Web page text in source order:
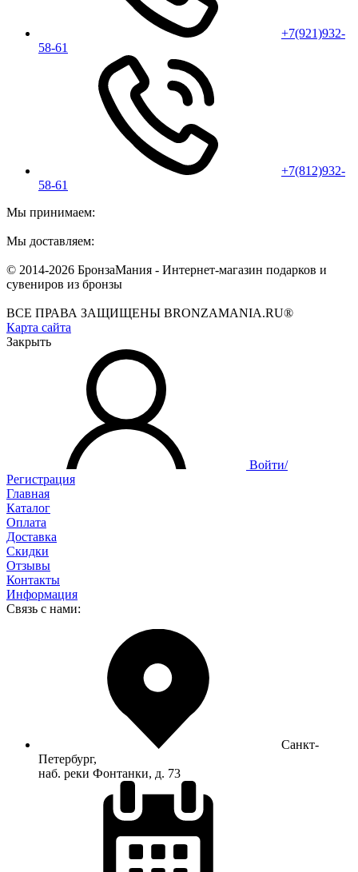
+7(921)932-
58-61
+7(812)932-
58-61
Мы принимаем:
Мы доставляем:
© 2014-2026 БронзаМания - Интернет-магазин подарков и
сувениров из бронзы
ВСЕ ПРАВА ЗАЩИЩЕНЫ BRONZAMANIA.RU®
Карта сайта
Закрыть
Войти/
Регистрация
Главная
Каталог
Оплата
Доставка
Скидки
Отзывы
Контакты
Информация
Связь с нами:
Санкт-
Петербург,
наб. реки Фонтанки, д. 73